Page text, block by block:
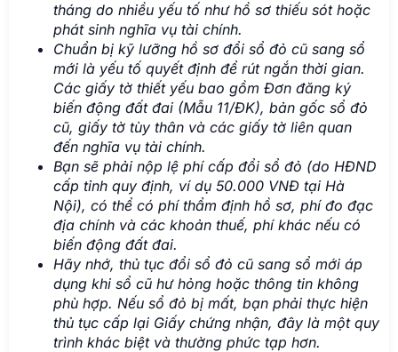
tháng do nhiều yếu tố như hồ sơ thiếu sót hoặc
phát sinh nghĩa vụ tài chính.
Chuẩn bị kỹ lưỡng hồ sơ đổi sổ đỏ cũ sang sổ
mới là yếu tố quyết định để rút ngắn thời gian.
Các giấy tờ thiết yếu bao gồm Đơn đăng ký
biến động đất đai (Mẫu 11/ĐK), bản gốc sổ đỏ
cũ, giấy tờ tùy thân và các giấy tờ liên quan
đến nghĩa vụ tài chính.
Bạn sẽ phải nộp lệ phí cấp đổi sổ đỏ (do HĐND
cấp tỉnh quy định, ví dụ 50.000 VNĐ tại Hà
Nội), có thể có phí thẩm định hồ sơ, phí đo đạc
địa chính và các khoản thuế, phí khác nếu có
biến động đất đai.
Hãy nhớ, thủ tục đổi sổ đỏ cũ sang sổ mới áp
dụng khi sổ cũ hư hỏng hoặc thông tin không
phù hợp. Nếu sổ đỏ bị mất, bạn phải thực hiện
thủ tục cấp lại Giấy chứng nhận, đây là một quy
trình khác biệt và thường phức tạp hơn.